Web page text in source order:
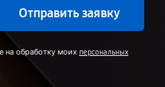
Отправить заявку
на обработку моих персональных